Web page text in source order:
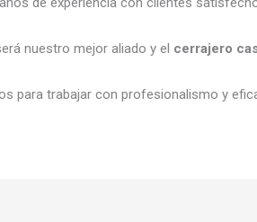
nuestro mejor aliado y el cerrajero
para trabajar con profesionalismo y